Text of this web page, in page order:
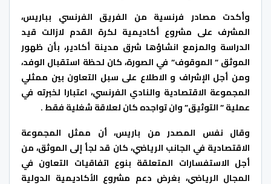
وأكدت مصادر فرنسية من الفريق الفرنسي بباريس،
المشرف على مشروع أكاديمية لكرة القدم لازالت قيد
الدراسة والمزمع انشاؤها شرق مدينة أكادير، بأن ظهور
الموثق ” الموقوف” في الصورة، كان لحظة استقبال الوفد،
ومن أجل الإشراف و الاطلاع على سبل التعاون بين ممثلي
المجموعة الاقتصادية والنادي الفرنسي، اعتبارا لخبرته في
عملية ” التوثيق” وان تواجده كان لعلاقة شغلية فقط .
وقال نفس المصدر من باريس، أن ممثل المجموعة
الاقتصادية في الجانب الرياضي، كان قد لجأ إلى الموثق، من
أجل الاستفسارات المتعلقة بنوع اتفاقيات التعاون في
المجال الرياضي، بغرض دعم مشروع الأكاديمية الدولية